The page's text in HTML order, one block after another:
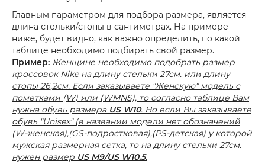
Главным параметром для подбора размера, является
длина стельки/стопы в сантиметрах. На примере
ниже, будет видно, как важно определить, по какой
таблице необходимо подбирать свой размер.
Пример: Женщине необходимо подобрать размер
кроссовок Nike на длину стельки 27см. или длину
стопы 26,2см. Если заказываете "Женскую" модель с
пометками (W) или (WMNS), то согласно таблице Вам
нужна обувь размера US W10. Но если Вы заказываете
обувь "Unisex" (в названии модели нет обозначений
(W-женская),(GS-подростковая),(PS-детская) у которой
мужская размерная сетка, то на длину стельки 27см.
нужен размер US M9/US W10.5.